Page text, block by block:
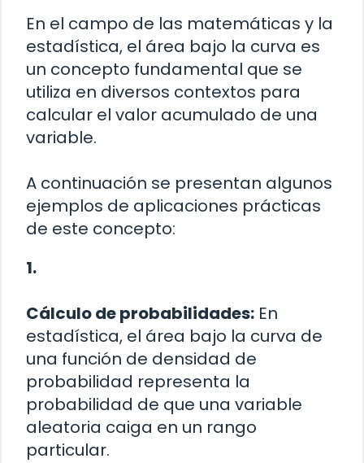
En el campo de las matemáticas y la
estadística, el área bajo la curva es
un concepto fundamental que se
utiliza en diversos contextos para
calcular el valor acumulado de una
variable.
A continuación se presentan algunos
ejemplos de aplicaciones prácticas
de este concepto:
1.
Cálculo de probabilidades: En
estadística, el área bajo la curva de
una función de densidad de
probabilidad representa la
probabilidad de que una variable
aleatoria caiga en un rango
particular.